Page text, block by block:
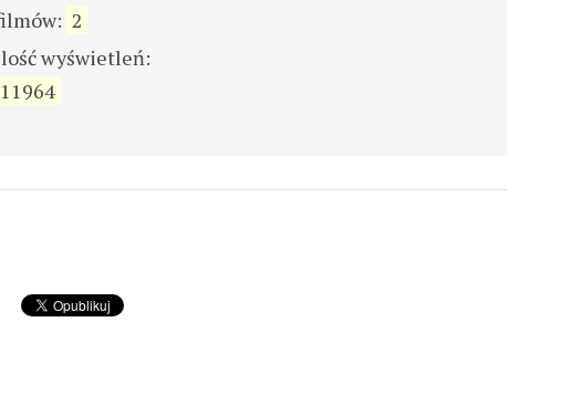
2
wyświetleń:
11964